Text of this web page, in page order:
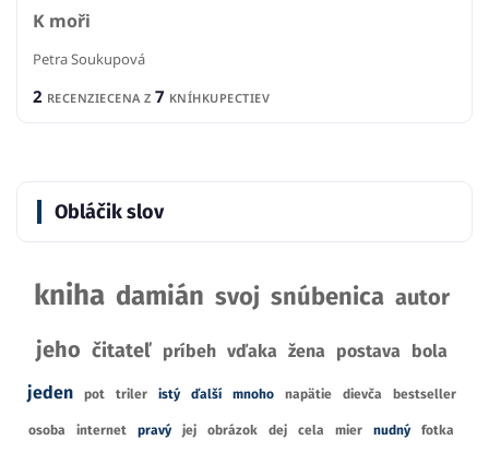
K moři
Petra Soukupová
2 RECENZIECENA Z 7 KNÍHKUPECTIEV
Obláčik slov
kniha damián svoj snúbenica autor
jeho čitateľ príbeh vďaka žena postava
bola
jeden
pot triler istý ďalší mnoho napätie dievča bestseller
osoba internet pravý jej obrázok dej cela mier nudný fotka